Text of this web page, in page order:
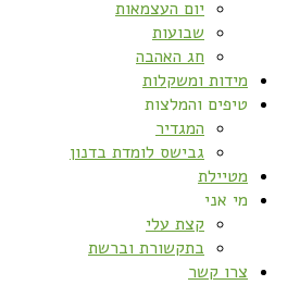
יום העצמאות
שבועות
חג האהבה
מידות ומשקלות
טיפים והמלצות
המגדיר
גבישס לומדת בדנון
מטיילת
מי אני
קצת עלי
בתקשורת וברשת
צרו קשר